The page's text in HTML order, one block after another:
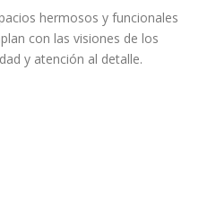
hermosos y funcionales
con las visiones de los
y atención al detalle.